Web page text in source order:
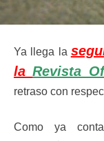
Ya llega la
laRevista
retraso con
Como ya